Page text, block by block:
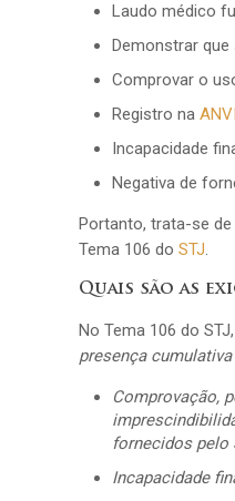
Laudo médico
Demonstrar
Comprovar o
Registro na
Incapacidade
Negativa de
Portanto, trata-se
Tema 106 doSTJ.
Quais são as
No Tema 106 do
presença
Comprovação,
fornecidos pelo
Incapacidade